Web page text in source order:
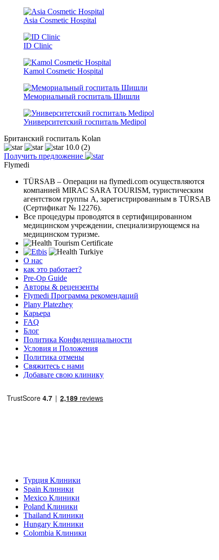
Asia Cosmetic Hospital
ID Clinic
Kamol Cosmetic Hospital
Мемориальный госпиталь Шишли
Университетский госпиталь Medipol
Британский госпиталь Kolan
10.0 (2)
Получить предложение
Flymedi
TÜRSAB – Операции на flymedi.com осуществляются
компанией MIRAC SARA TOURISM, туристическим
агентством группы A, зарегистрированным в TÜRSAB
(Сертификат № 12276).
Все процедуры проводятся в сертифицированном
медицинском учреждении, специализирующемся на
медицинском туризме.
О нас
как это работает?
Pre-Op Guide
Авторы & рецензенты
Flymedi Программа рекомендаций
Plany Platezhey
Карьера
FAQ
Блог
Политика Конфиденциальности
Условия и Положения
Политика отмены
Свяжитесь с нами
Добавьте свою клинику
Турция Клиники
Spain Клиники
Mexico Клиники
Poland Клиники
Thailand Клиники
Hungary Клиники
Colombia Клиники